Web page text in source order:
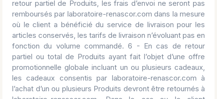
retour partiel de Produits, les frais d’envoi ne seront pas
remboursés par laboratoire-renascor.com dans la mesure
où le client a bénéficié du service de livraison pour les
articles conservés, les tarifs de livraison n’évoluant pas en
fonction du volume commandé. 6 - En cas de retour
partiel ou total de Produits ayant fait l’objet d’une offre
promotionnelle globale incluant un ou plusieurs cadeaux,
les cadeaux consentis par laboratoire-renascor.com à
l’achat d’un ou plusieurs Produits devront être retournés à